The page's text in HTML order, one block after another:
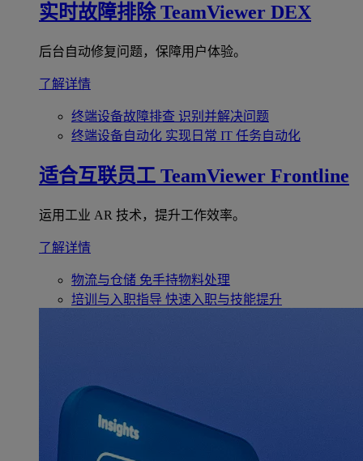
实时故障排除 TeamViewer DEX
后台自动修复问题，保障用户体验。
了解详情
终端设备故障排查 识别并解决问题
终端设备自动化 实现日常 IT 任务自动化
适合互联员工 TeamViewer Frontline
运用工业 AR 技术，提升工作效率。
了解详情
物流与仓储 免手持物料处理
培训与入职指导 快速入职与技能提升